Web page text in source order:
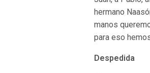
hermano
manos
para eso
Despedida